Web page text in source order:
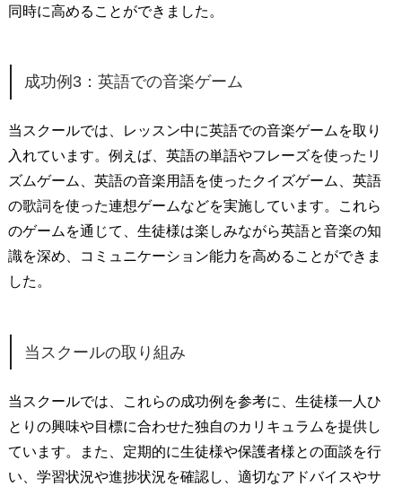
同時に高めることができました。
成功例3：英語での音楽ゲーム
当スクールでは、レッスン中に英語での音楽ゲームを取り
入れています。例えば、英語の単語やフレーズを使ったリ
ズムゲーム、英語の音楽用語を使ったクイズゲーム、英語
の歌詞を使った連想ゲームなどを実施しています。これら
のゲームを通じて、生徒様は楽しみながら英語と音楽の知
識を深め、コミュニケーション能力を高めることができま
した。
当スクールの取り組み
当スクールでは、これらの成功例を参考に、生徒様一人ひ
とりの興味や目標に合わせた独自のカリキュラムを提供し
ています。また、定期的に生徒様や保護者様との面談を行
い、学習状況や進捗状況を確認し、適切なアドバイスやサ